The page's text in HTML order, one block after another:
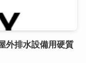
外排水設備用硬質